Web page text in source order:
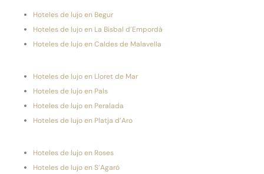
Hoteles de lujo en Begur
Hoteles de lujo en La Bisbal d’Empordà
Hoteles de lujo en Caldes de Malavella
Hoteles de lujo en Lloret de Mar
Hoteles de lujo en Pals
Hoteles de lujo en Peralada
Hoteles de lujo en Platja d’Aro
Hoteles de lujo en Roses
Hoteles de lujo en S’Agaró